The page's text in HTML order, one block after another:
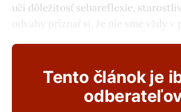
učí dôležitosť sebareflexie,
odvahy priznať si, že nie sme vždy v
Tento článok je